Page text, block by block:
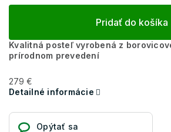
Pridať do košíka
Kvalitná posteľ vyrobená z
prírodnom prevedení
279 €
Detailné informácie
Opýtať sa